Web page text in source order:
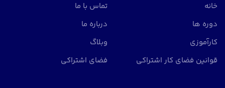
خانه
تماس با ما
دوره ها
درباره ما
کارآموزی
وبلاگ
قوانین فضای کار اشتراکی
فضای اشتراکی